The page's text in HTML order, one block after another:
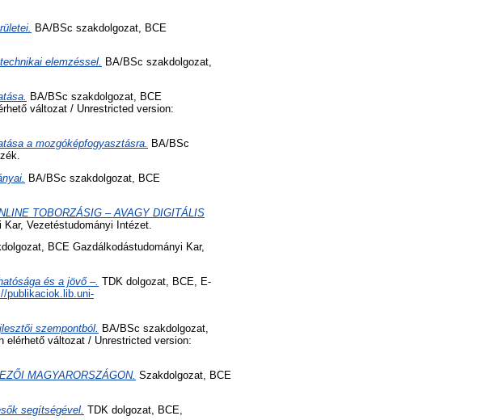
BA/BSc szakdolgozat, BCE
elemzéssel. BA/BSc szakdolgozat,
BA/BSc szakdolgozat, BCE
változat / Unrestricted version:
a mozgóképfogyasztásra. BA/BSc
BA/BSc szakdolgozat, BCE
TOBORZÁSIG – AVAGY DIGITÁLIS
Vezetéstudományi Intézet.
BCE Gazdálkodástudományi Kar,
és a jövő –. TDK dolgozat, BCE, E-
publikaciok.lib.uni-
szempontból.
BA/BSc szakdolgozat,
elérhető változat / Unrestricted version:
MAGYARORSZÁGON. Szakdolgozat, BCE
segítségével. TDK dolgozat, BCE,